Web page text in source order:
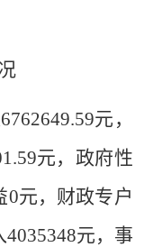
6762649.59元，
元，政府性
0元， 财政专户
4035348元，事